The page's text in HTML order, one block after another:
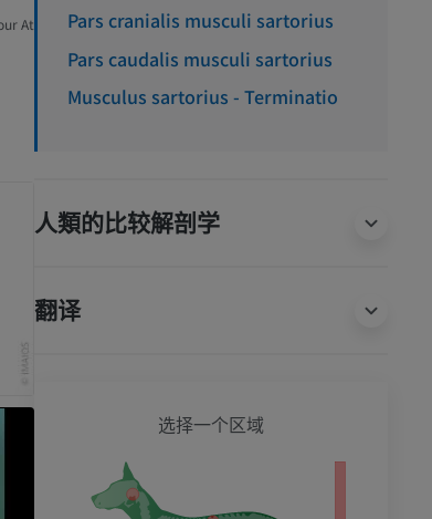
At
Pars cranialis musculi sartorius
Pars caudalis musculi sartorius
Musculus sartorius - Terminatio
人類的比较解剖学
翻译
选择一个区域